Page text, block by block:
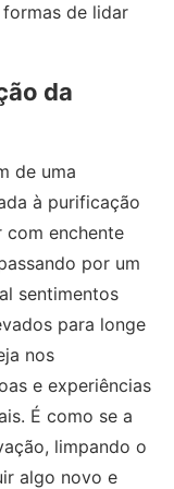
de lidar
da
de uma
à purificação
com enchente
por um
sentimentos
para longe
nos
e experiências
É como se a
limpando o
algo novo e